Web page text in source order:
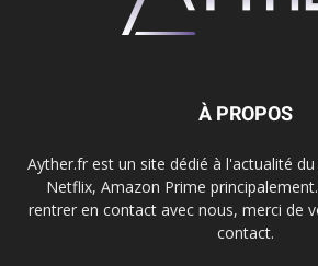
À PROPOS
Ayther.fr est un site dédié à l'actualité
Netflix, Amazon Prime
rentrer en contact avec nous, merci de
contact.